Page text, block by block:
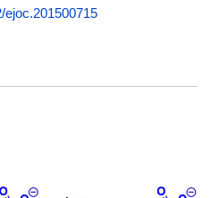
ejoc.201500715